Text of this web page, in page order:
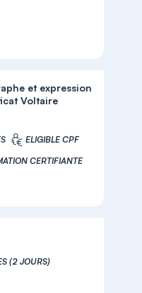
et expression
Voltaire
ELIGIBLE CPF
CERTIFIANTE
(2 JOURS)